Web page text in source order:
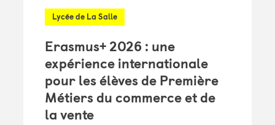
Lycée de La Salle
Erasmus+ 2026 : une
expérience internationale
pour les élèves de Première
Métiers du commerce et de
la vente